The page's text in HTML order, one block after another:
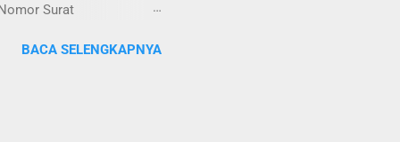
Surat
tersebut ada
dimutasikan sebagai
nya menjabat DIR
BACA SELENGKAPNYA